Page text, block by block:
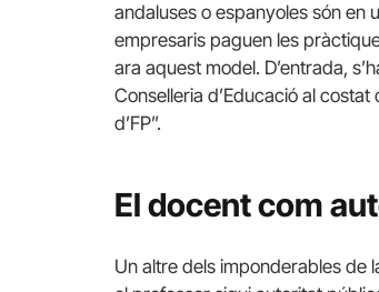
andaluses o espanyoles són en
empresaris paguen les
ara aquest model. D’entrada,
Conselleria d’Educació al
d’FP”.
El docent com
Un altre dels imponderables de